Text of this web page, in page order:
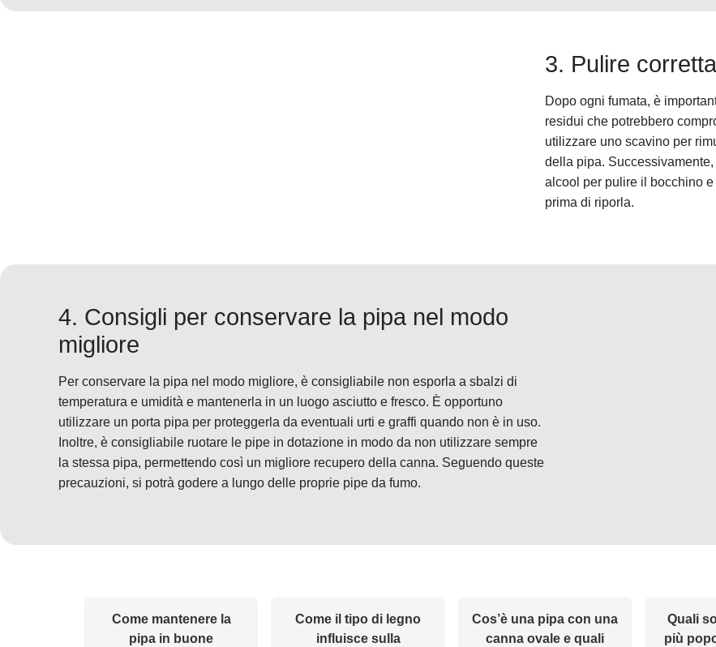
3. Pulire
Dopo ogni fumata, è
residui che potrebbero
utilizzare uno scavino per
della pipa.
alcool per pulire il bocchino
prima di riporla.
4. Consigli per conservare la pipa nel modo
migliore
Per conservare la pipa nel modo migliore, è consigliabile non esporla a sbalzi di
temperatura e umidità e mantenerla in un luogo asciutto e fresco. È opportuno
utilizzare un porta pipa per proteggerla da eventuali urti e graffi quando non è in uso.
Inoltre, è consigliabile ruotare le pipe in dotazione in modo da non utilizzare sempre
la stessa pipa, permettendo così un migliore recupero della canna. Seguendo queste
precauzioni, si potrà godere a lungo delle proprie pipe da fumo.
Come mantenere la
pipa in buone
Come il tipo di legno
influisce sulla
Cos’è una pipa con una
canna ovale e quali
Quali
più